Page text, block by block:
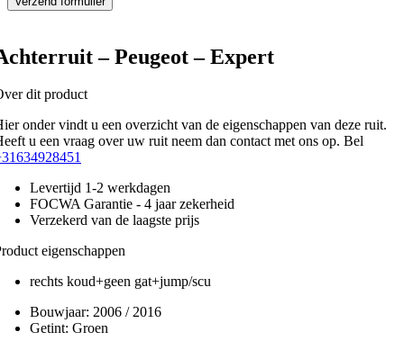
– Peugeot – Expert
dit product
onder vindt u een overzicht van de eigenschappen van deze ruit.
u een vraag over uw ruit neem dan contact met ons op. Bel
Levertijd 1-2 werkdagen
FOCWA Garantie - 4 jaar zekerheid
Verzekerd van de laagste prijs
eigenschappen
rechts koud+geen gat+jump/scu
Bouwjaar: 2006 / 2016
Getint: Groen